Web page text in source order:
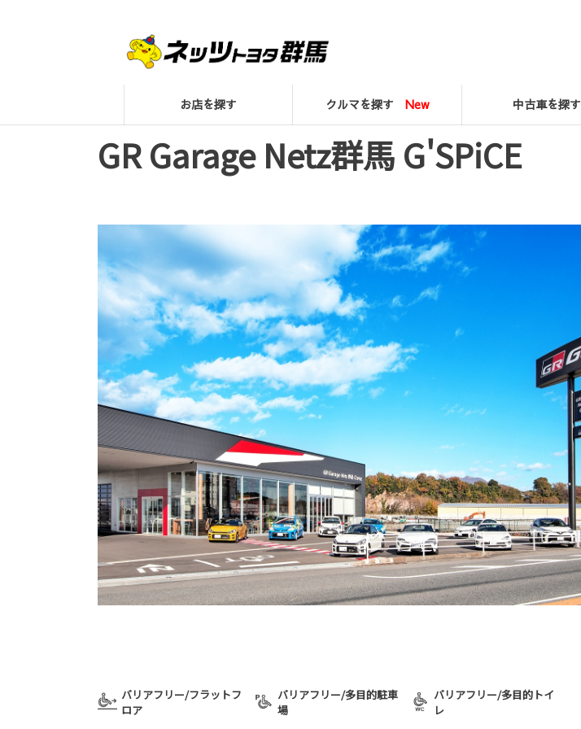
お店を探す クルマを探す New 中古車を探す
GR Garage Netz群馬 G'SPiCE
バリアフリー/フラットフ
ロア
バリアフリー/多目的駐車
場
バリアフリー/多目的トイ
レ